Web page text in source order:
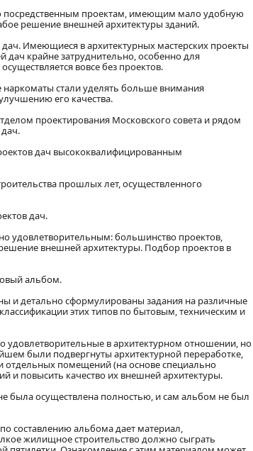
посредственным проектам, имеющим мало удобную
решение внешней архитектуры зданий.
Имеющиеся в архитектурных мастерских проекты
дач крайне затруднительно, особенно для
вовсе без проектов.
стали уделять больше внимания
его качества.
проектирования Московского совета и рядом
дач высококвалифицированным
прошлых лет, осуществленного
дач.
удовлетворительным: большинство проектов,
внешней архитектуры. Подбор проектов в
альбом.
и детально сформулированы задания на различные
этих типов по бытовым, техническим и
в архитектурном отношении, но
были подвергнуты архитектурной переработке,
помещений (на основе специально
и повысить качество их внешней архитектуры.
была осуществлена полностью, и сам альбом не был
составлению альбома дает материал,
жилищное строительство должно сыграть